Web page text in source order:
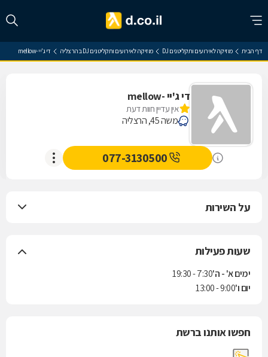
דף הבית מוזיקה לאירועים ותקליטנים DJ מוזיקה לאירועים ותקליטנים DJ בהרצליה די ג'יי -mellow
די ג'יי -mellow
אין עדיין חוות דעת
משה 45, הרצליה
077-3130500
על השירות
שעות פעילות
ימים א' - ה'7:30 - 19:30
יום ו'9:00 - 13:00
חפשו אותנו ברשת